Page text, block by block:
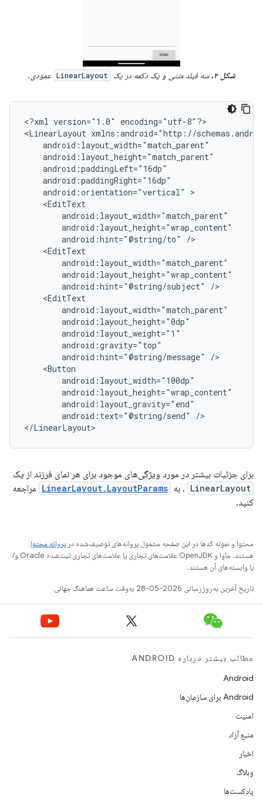
شکل ۲. سه فیلد متنی و یک دکمه در یک LinearLayout عمودی.
<?xml version="1.0"
encoding="utf-8"?>
<LinearLayout
android:orientation="vertical"
android:hint="@string/to"
android:hint="@string/subject"
android:hint="@string/message"
android:text="@string/send"
/>
</LinearLayout>
برای جزئیات بیشتر در مورد ویژگی‌های موجود برای هر نمای فرزند از یک
LinearLayout ، به LinearLayout.LayoutParams مراجعه
کنید.
محتوا و نمونه کدها در این صفحه مشمول پروانه‌های توصیف‌شده در پروانه محتوا
هستند. جاوا و OpenJDK علامت‌های تجاری یا علامت‌های تجاری ثبت‌شده Oracle و/
یا وابسته‌های آن هستند.
تاریخ آخرین به‌روزرسانی 2026-05-28 به‌وقت ساعت هماهنگ جهانی.
مطالب بیشتر درباره ANDROID
Android
Android برای سازمان‌ها
امنیت
منبع آزاد
اخبار
وبلاگ
پادکست‌ها